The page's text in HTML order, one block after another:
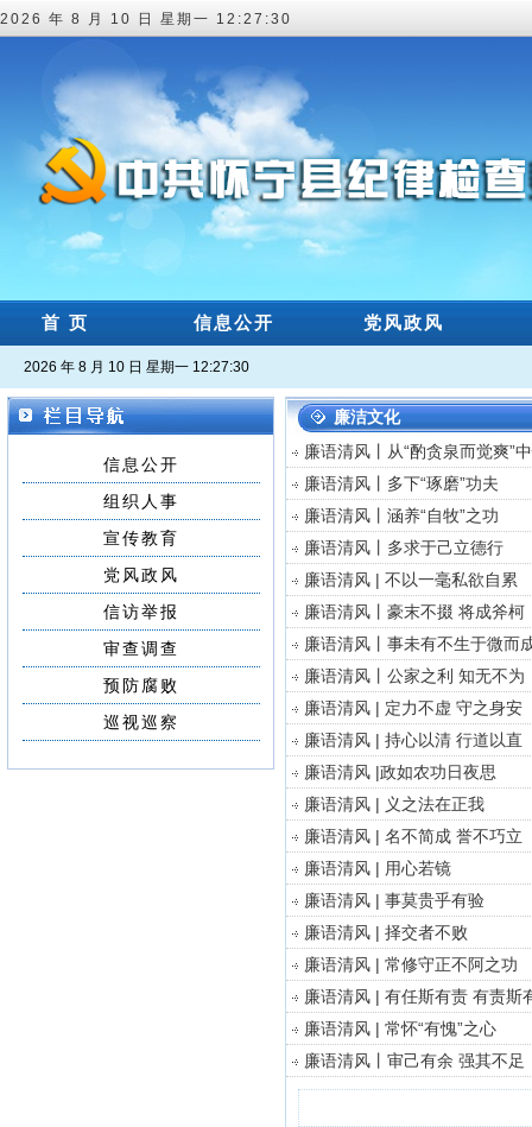
2026 年 8 月 10 日 星期一 12:27:30
首 页 信息公开 党风政风
2026 年 8 月 10 日 星期一 12:27:30
信息公开
组织人事
宣传教育
党风政风
信访举报
审查调查
预防腐败
巡视巡察
廉洁文化
廉语清风丨从“酌贪泉而觉爽”
廉语清风丨多下“琢磨”功夫
廉语清风丨涵养“自牧”之功
廉语清风丨多求于己立德行
廉语清风 | 不以一毫私欲自累
廉语清风丨豪末不掇 将成斧柯
廉语清风丨事未有不生于微而
廉语清风丨公家之利 知无不为
廉语清风 | 定力不虚 守之身安
廉语清风 | 持心以清 行道以直
廉语清风 |政如农功日夜思
廉语清风 | 义之法在正我
廉语清风 | 名不简成 誉不巧立
廉语清风 | 用心若镜
廉语清风 | 事莫贵乎有验
廉语清风 | 择交者不败
廉语清风 | 常修守正不阿之功
廉语清风 | 有任斯有责 有责斯
廉语清风 | 常怀“有愧”之心
廉语清风丨审己有余 强其不足